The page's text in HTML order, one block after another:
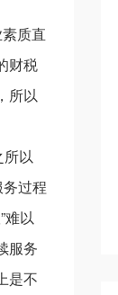
质直
财税
所以
以
过程
难以
服务
是不